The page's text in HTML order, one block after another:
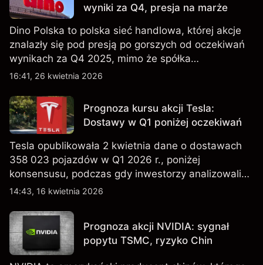
wyniki za Q4, presja na marże
Dino Polska to polska sieć handlowa, której akcje
znalazły się pod presją po gorszych od oczekiwań
wynikach za Q4 2025, mimo że spółka
kontynuowała rozwój sieci sklepów w Q1 2026.
wiarygodnym wskaźnikiem przyszłych rezultatów.
16:41, 26 kwietnia 2026
Prognoza kursu akcji Tesla:
Dostawy w Q1 poniżej oczekiwań
Tesla opublikowała 2 kwietnia dane o dostawach
358 023 pojazdów w Q1 2026 r., poniżej
konsensusu, podczas gdy inwestorzy analizowali
również wzrost zapasów i plany dotyczące
osiągnięte w przeszłości nie są wiarygodnym
wskaźnikiem przyszłych rezultatów.
14:43, 16 kwietnia 2026
Prognoza akcji NVIDIA: sygnał
popytu TSMC, ryzyko Chin